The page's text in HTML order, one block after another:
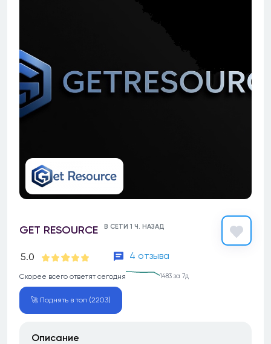
GET RESOURCE В СЕТИ 1 Ч. НАЗАД
5.0 4 отзыва
Скорее всего ответят сегодня 1483 за 7д
🚀 Поднять в топ (2203)
Описание